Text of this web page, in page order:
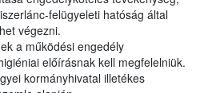
felügyeleti hatóság által
végezni.
a működési engedély
előírásnak kell megfelelniük.
kormányhivatal illetékes